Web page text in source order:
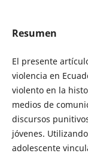
Resumen
El presente
violencia en
violento en la
medios de
discursos
jóvenes.
adolescente